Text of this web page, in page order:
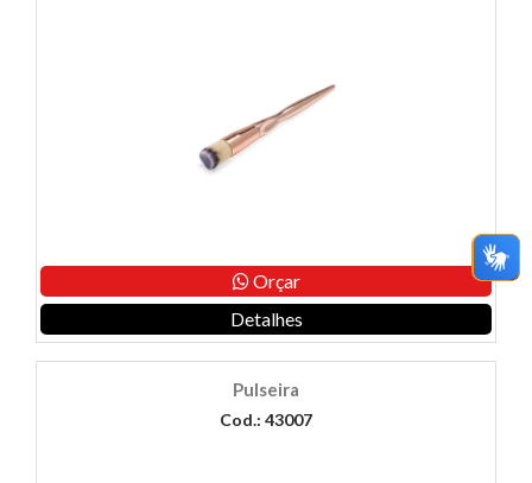
Orçar
Detalhes
Pulseira
Cod.: 43007